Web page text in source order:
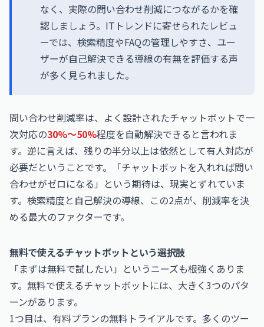
なく、実際の問い合わせ削減につながるかを確
認しましょう。ITトレンドに寄せられたレビュ
ーでは、検索精度やFAQの管理しやすさ、ユー
ザーが自己解決できる導線の有無を評価する声
が多く見られました。
問い合わせ削減率は、よく設計されたチャットボットで一
次対応の30%〜50%程度を自動解決できると言われま
す。逆に言えば、残りの半分以上は依然として有人対応が
必要だということです。「チャットボットを入れれば問い
合わせがゼロになる」という期待は、現実とずれていま
す。検索精度と自己解決の導線、この2点が、削減率を決
める最大のファクターです。
無料で使えるチャットボットという選択肢
「まずは無料で試したい」というニーズも根強くありま
す。無料で使えるチャットボットには、大きく3つのパタ
ーンがあります。
1つ目は、有料プランの無料トライアルです。多くのツー